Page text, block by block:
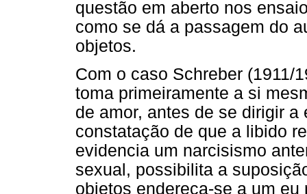
questão em aberto nos
como se dá a passagem do
objetos.
Com o caso Schreber (1911/
toma primeiramente a si
de amor, antes de se dirigir
constatação de que a libido
evidencia um narcisismo
sexual, possibilita a
objetos endereça-se a um